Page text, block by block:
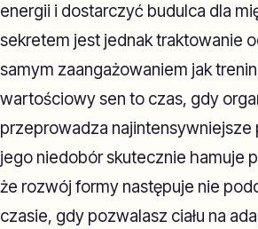
energii i dostarczyć budulca dla
sekretem jest jednak traktowanie
samym zaangażowaniem jak
wartościowy sen to czas, gdy
przeprowadza najintensywniejsze
jego niedobór skutecznie hamuje
że rozwój formy następuje nie
czasie, gdy pozwalasz ciału na